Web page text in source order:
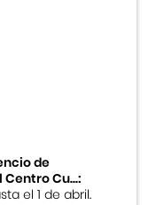
de
Cu...:
el 1 de abril.